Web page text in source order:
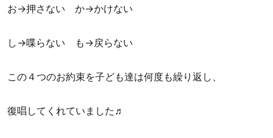
お→押さない か→かけない
し→喋らない も→戻らない
この４つのお約束を子ども達は何度も繰り返し、
復唱してくれていました♬